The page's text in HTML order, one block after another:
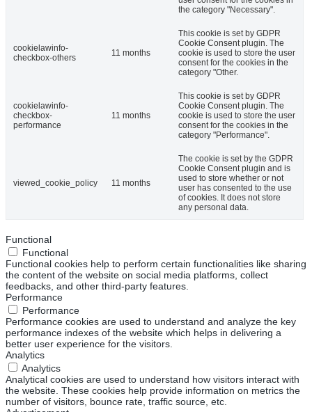
the category "Necessary".
cookielawinfo-
checkbox-others
11 months
This cookie is set by GDPR
Cookie Consent plugin. The
cookie is used to store the user
consent for the cookies in the
category "Other.
cookielawinfo-
checkbox-
performance
11 months
This cookie is set by GDPR
Cookie Consent plugin. The
cookie is used to store the user
consent for the cookies in the
category "Performance".
viewed_cookie_policy 11 months
The cookie is set by the GDPR
Cookie Consent plugin and is
used to store whether or not
user has consented to the use
of cookies. It does not store
any personal data.
Functional
Functional
Functional cookies help to perform certain functionalities like sharing
the content of the website on social media platforms, collect
feedbacks, and other third-party features.
Performance
Performance
Performance cookies are used to understand and analyze the key
performance indexes of the website which helps in delivering a
better user experience for the visitors.
Analytics
Analytics
Analytical cookies are used to understand how visitors interact with
the website. These cookies help provide information on metrics the
number of visitors, bounce rate, traffic source, etc.